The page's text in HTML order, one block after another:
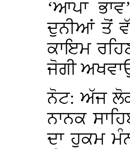
‘ਆਪਾ
ਦੁਨੀਆਂ ਤੋਂ
ਕਾਇਮ
ਜੋਗੀ
ਨੋਟ: ਅੱਜ
ਨਾਨਕ
ਦਾ ਹੁਕਮ